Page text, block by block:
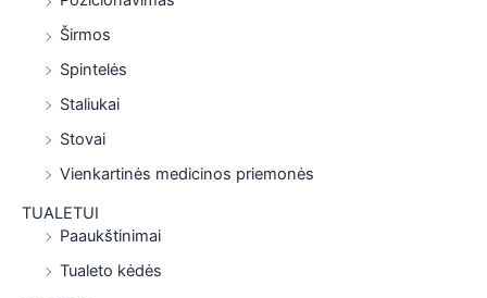
Širmos
Spintelės
Staliukai
Stovai
Vienkartinės medicinos priemonės
TUALETUI
Paaukštinimai
Tualeto kėdės